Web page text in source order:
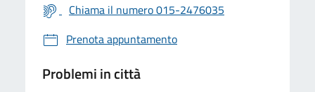
Chiama il numero 015-2476035
Prenota appuntamento
Problemi in città